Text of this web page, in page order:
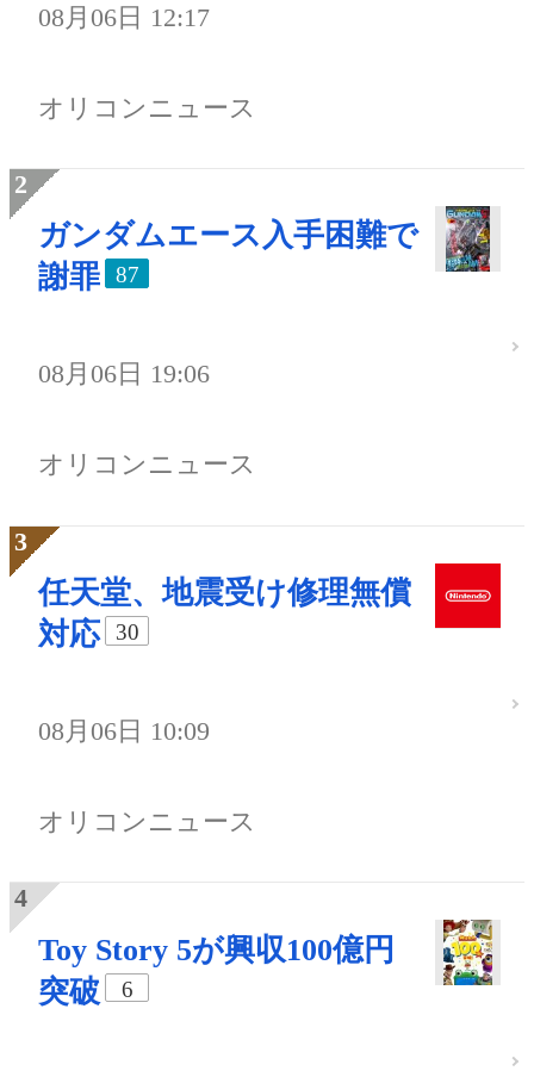
08月06日 12:17
オリコンニュース
ガンダムエース入手困難で
謝罪
87
08月06日 19:06
オリコンニュース
任天堂、地震受け修理無償
対応
30
08月06日 10:09
オリコンニュース
Toy Story 5が興収100億円
突破
6